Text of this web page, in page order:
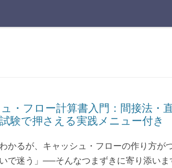
・フロー計算書入門：間接法・
験で押さえる実践メニュー付き
かるが、キャッシュ・フローの作り方が
で迷う」──そんなつまずきに寄り添い